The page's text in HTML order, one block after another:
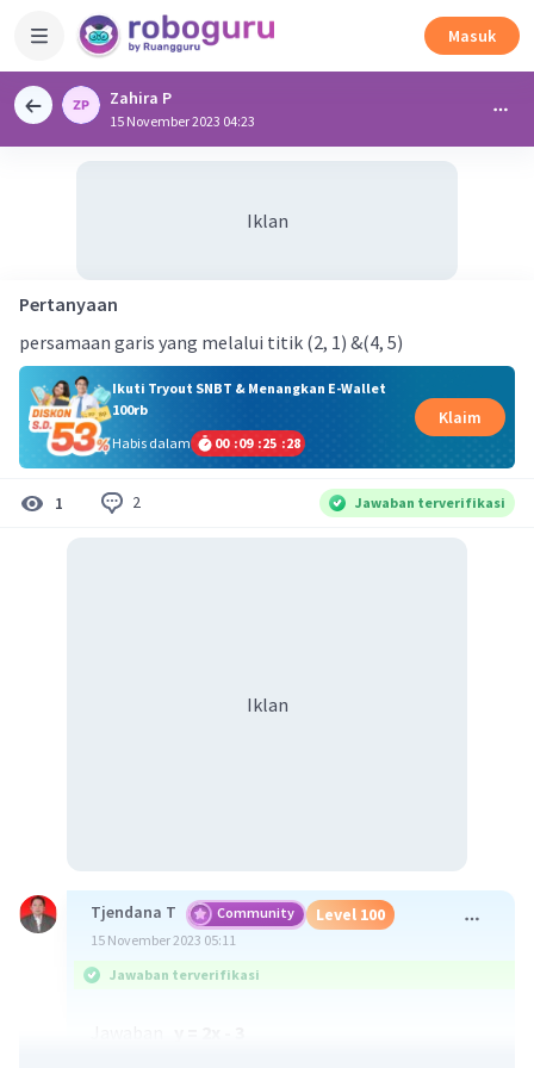
Masuk
Zahira P
15 November 2023 04:23
Iklan
Pertanyaan
persamaan garis yang melalui titik (2, 1) &(4, 5)
Ikuti Tryout SNBT & Menangkan E-Wallet
100rb
Habis dalam
00 :09 :25 :28
Klaim
1 2 Jawaban terverifikasi
Iklan
Tjendana T Community Level 100
15 November 2023 05:11
Jawaban terverifikasi